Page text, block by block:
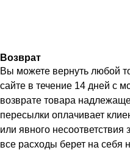
Возврат
Вы можете вернуть любой
сайте в течение 14 дней с
возврате товара
пересылки оплачивает
или явного
все расходы берет на себя